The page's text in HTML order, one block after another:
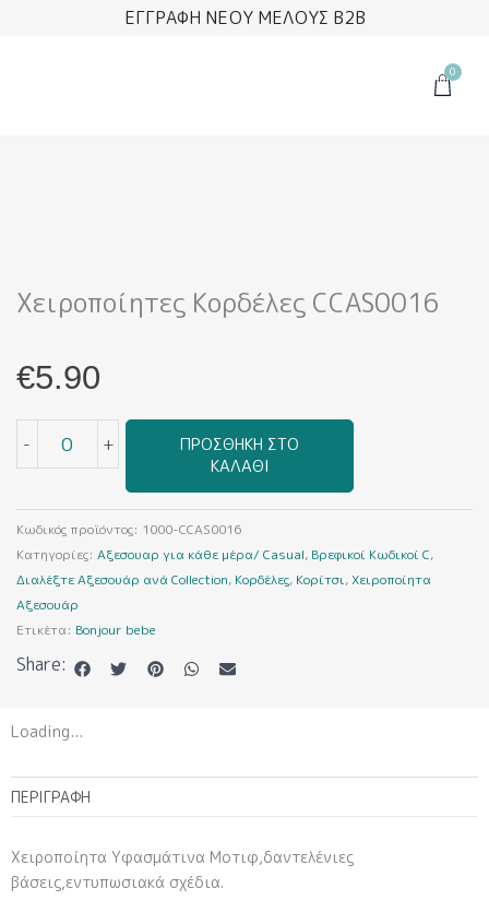
ΕΓΓΡΑΦΗ ΝΕΟΥ ΜΕΛΟΥΣ B2B
0
Cart
Χειροποίητες Κορδέλες CCAS0016
€5.90
-
Κορδέλες
ποσότητα
+
ΠΡΟΣΘΉΚΗ ΣΤΟ
ΚΑΛΆΘΙ
Κωδικός προϊόντος: 1000-CCAS0016
Κατηγορίες: Αξεσουαρ για κάθε μέρα/ Casual, Βρεφικοί Κωδικοί C,
Διαλέξτε Αξεσουάρ ανά Collection, Κορδέλες, Κορίτσι,Χειροποίητα
Αξεσουάρ
Ετικέτα: Bonjour bebe
Share:
Loading...
ΠΕΡΙΓΡΑΦΉ
Χειροποίητα Υφασμάτινα Μοτιφ,δαντελένιες
βάσεις,εντυπωσιακά σχέδια.